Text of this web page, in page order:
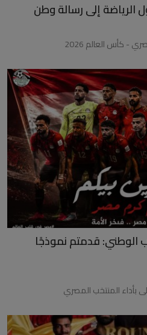
الرياضة إلى رسالة وطن
- كأس العالم 2026
الوطني: قدمتم نموذجًا
بأداء المنتخب المصري